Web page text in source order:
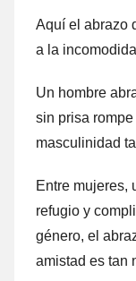
Aquí el abrazo
a la
Un hombre
sin prisa
masculinidad
Entre mujeres,
refugio y
género, el
amistad es tan